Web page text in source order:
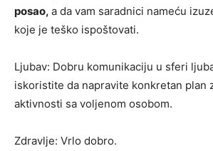
posao, a da vam saradnici nameću
koje je teško ispoštovati.
Ljubav: Dobru komunikaciju u sferi
iskoristite da napravite konkretan plan
aktivnosti sa voljenom osobom.
Zdravlje: Vrlo dobro.